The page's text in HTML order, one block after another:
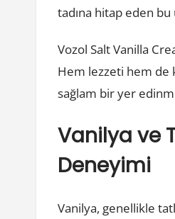
tadına hitap eden
Vozol Salt Vanilla
Hem lezzeti hem de
sağlam bir yer
Vanilya ve
Deneyimi
Vanilya, genellikle